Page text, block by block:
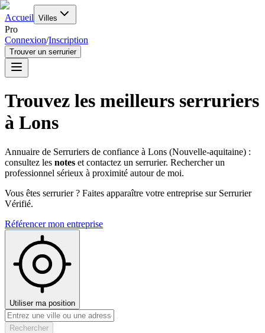
Accueil Villes
Pro
Connexion/Inscription
Trouver un serrurier
Trouvez les meilleurs serruriers
à Lons
Annuaire de Serruriers de confiance à Lons (Nouvelle-aquitaine) :
consultez les notes et contactez un serrurier. Rechercher un
professionnel sérieux à proximité autour de moi.
Vous êtes serrurier ? Faites apparaître votre entreprise sur Serrurier
Vérifié.
Référencer mon entreprise
Utiliser ma position
Rechercher